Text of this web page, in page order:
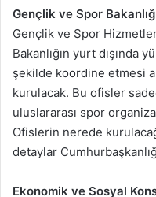
Gençlik ve Spor
Gençlik ve Spor
Bakanlığın yurt dışında
şekilde koordine etmesi
kurulacak. Bu ofisler
uluslararası spor
Ofislerin nerede
detaylar
Ekonomik ve Sosyal